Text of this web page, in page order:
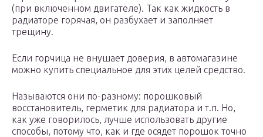
(при включенном двигателе). Так как жидкость в
радиаторе горячая, он разбухает и заполняет
трещину.
Если горчица не внушает доверия, в автомагазине
можно купить специальное для этих целей средство.
Называются они по-разному: порошковый
восстановитель, герметик для радиатора и т.п. Но,
как уже говорилось, лучше использовать другие
способы, потому что, как и где осядет порошок точно